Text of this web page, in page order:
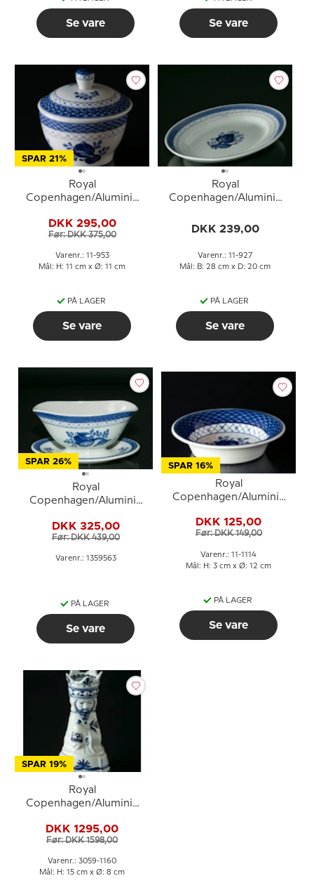
Se vare Se vare
SPAR 21%
Royal
Copenhagen/Aluminia
sukkerskål nr. 953
DKK 295,00
Før: DKK 375,00
Varenr.: 11-953
Mål: H: 11 cm x Ø: 11 cm
PÅ LAGER
Se vare
Royal
Copenhagen/Aluminia
28cm nr. 927
DKK 239,00
Varenr.: 11-927
Mål: B: 28 cm x D: 20 cm
PÅ LAGER
Se vare
SPAR 26%
Royal
Copenhagen/Aluminia
sauceskål nr. 11/2391 eller
563, 60cl
DKK 325,00
Før: DKK 439,00
Varenr.: 1359563
PÅ LAGER
Se vare
SPAR 16%
Royal
Copenhagen/Aluminia
11/1114
DKK 125,00
Før: DKK 149,00
Varenr.: 11-1114
Mål: H: 3 cm x Ø: 12 cm
PÅ LAGER
Se vare
SPAR 19%
Royal
Copenhagen/Aluminia
Lysestage hellige tre
konger Melchior
DKK 1295,00
Før: DKK 1598,00
Varenr.: 3059-1160
Mål: H: 15 cm x Ø: 8 cm